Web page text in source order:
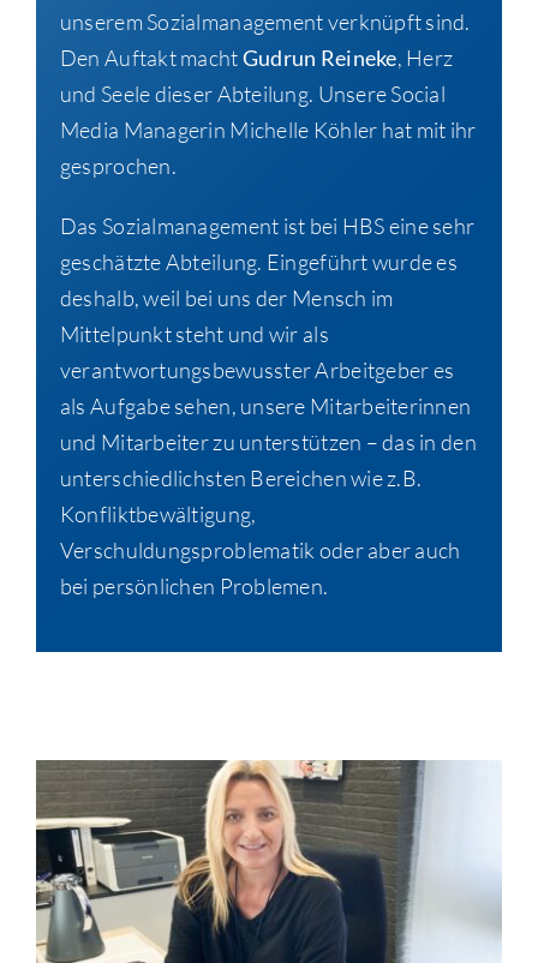
unserem Sozialmanagement verknüpft sind.
Den Auftakt machtGudrun Reineke, Herz
und Seele dieser Abteilung. Unsere Social
Media Managerin Michelle Köhler hat mit ihr
gesprochen.
Das Sozialmanagement ist bei HBS eine sehr
geschätzte Abteilung. Eingeführt wurde es
deshalb, weil bei uns der Mensch im
Mittelpunkt steht und wir als
verantwortungsbewusster Arbeitgeber es
als Aufgabe sehen, unsere Mitarbeiterinnen
und Mitarbeiter zu unterstützen – das in den
unterschiedlichsten Bereichen wie z.B.
Konfliktbewältigung,
Verschuldungsproblematik oder aber auch
bei persönlichen Problemen.